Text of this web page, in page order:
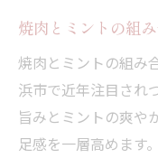
焼肉とミントの組
焼肉とミントの組み
浜市で近年注目され
旨みとミントの爽や
足感を一層高めます